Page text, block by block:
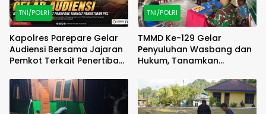
TNI/POLRI
Kapolres Parepare Gelar
Audiensi Bersama Jajaran
Pemkot Terkait Penertiban
TNI/POLRI
TMMD Ke-129 Gelar
Penyuluhan Wasbang dan
Hukum, Tanamkan
serta Taat Aturan di
Kampung Sesor